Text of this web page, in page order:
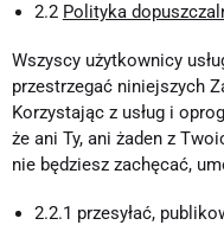
2.2 Polityka
Wszyscy użytkownicy
przestrzegać niniejszych
Korzystając z usług i
że ani Ty, ani żaden z
nie będziesz zachęcać,
2.2.1 przesyłać,